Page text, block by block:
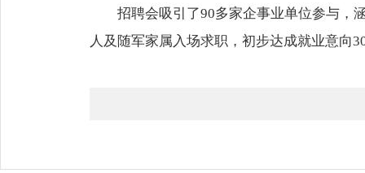
招聘会吸引了90多家企事业单位参与，
人及随军家属入场求职，初步达成就业意向